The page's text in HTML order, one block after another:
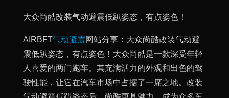
大众尚酷改装气动避震低趴姿态，有点姿色！
AIRBFT气动避震网站分享：大众尚酷改装气动避
震低趴姿态，有点姿色！大众尚酷是一款深受年轻
人喜爱的两门跑车。其充满活力的外观和出色的驾
驶性能，让它在汽车市场中占据了一席之地。改装